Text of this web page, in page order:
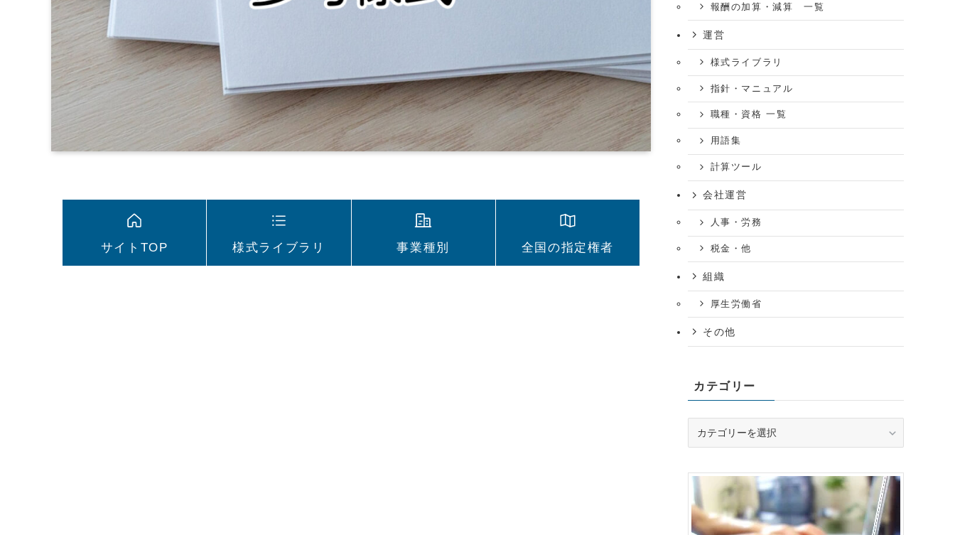
サイトTOP 様式ライブラリ 事業種別 全国の指定権者
報酬の加算・減算 一覧
運営
様式ライブラリ
指針・マニュアル
職種・資格 一覧
用語集
計算ツール
会社運営
人事・労務
税金・他
組織
厚生労働省
その他
カテゴリー
テ
リ